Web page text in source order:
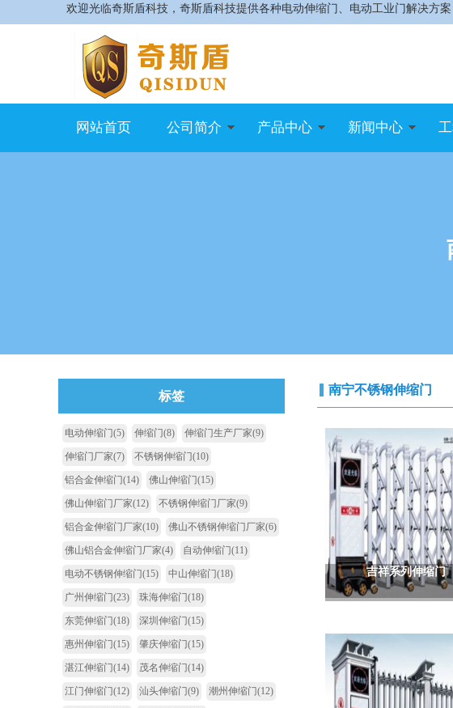
欢迎光临奇斯盾科技，奇斯盾科技提供各种电动伸缩门、电动工业门解决方案
网站首页 公司简介 产品中心 新闻中心
南宁不锈钢伸缩门
吉祥系列伸缩门
标签
电动伸缩门(5) 伸缩门(8) 伸缩门生产厂家(9)
伸缩门厂家(7) 不锈钢伸缩门(10)
铝合金伸缩门(14) 佛山伸缩门(15)
佛山伸缩门厂家(12) 不锈钢伸缩门厂家(9)
铝合金伸缩门厂家(10) 佛山不锈钢伸缩门厂家(6)
佛山铝合金伸缩门厂家(4) 自动伸缩门(11)
电动不锈钢伸缩门(15) 中山伸缩门(18)
广州伸缩门(23) 珠海伸缩门(18)
东莞伸缩门(18) 深圳伸缩门(15)
惠州伸缩门(15) 肇庆伸缩门(15)
湛江伸缩门(14) 茂名伸缩门(14)
江门伸缩门(12) 汕头伸缩门(9) 潮州伸缩门(12)